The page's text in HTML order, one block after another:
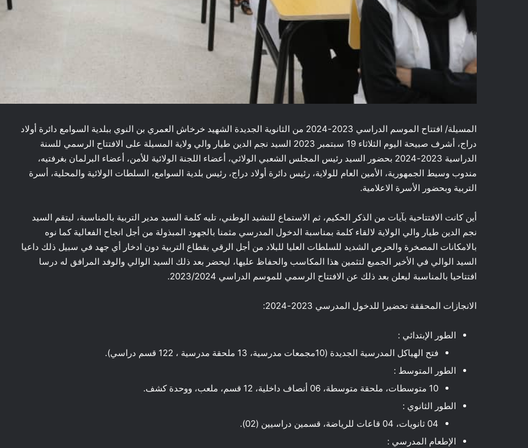
المسيلة/ افتتاح الموسم الدراسي 2023-2024 من الثانوية الجديدة الشهيد خرخاش العمري بن النوي ببلدية السوامع دائرة أولاد
دراج، أشرف صبيحة اليوم الثلاثاء 19 سبتمبر 2023 السيد نجم الدين طيار والي ولاية المسيلة على الافتتاح الرسمي للسنة
الدراسية 2023-2024 بحضور السيد رئيس المجلس الشعبي الولائي، أعضاء اللجنة الولائية للأمن، أعضاء البرلمان بغرفتيه،
مندوب وسيط الجمهورية، الأمين العام للولاية، رئيس دائرة أولاد دراج، رئيس بلدية السوامع، السلطات الولائية والمحلية، أسرة
التربية وبحضور الأسرة الاعلامية.
أين كانت الافتتاحية بآيات من الذكر الحكيم، ثم الاستماع للنشيد الوطني، تليه كلمة السيد مدير التربية بالمناسبة، ليتقم السيد
نجم الدين طيار والي الولاية لالقاء كلمة بمناسبة الدخول المدرسي مثمنا بالجهود المبذولة من أجل انجاح الفعالية كما نوه
بالامكانات المصخرة والحرص الشديد للسلطات العليا للبلاد من أجل الرقي بقطاع التربية دون ادخار أي جهد في سبيل ذلك داعيا
السيد الوالي في الأخير الجميع لتثمين هذا المكاسب والحفاظ عليها، ليحضر بعد ذلك السيد الوالي والوفد المرافق له درسا
افتتاحيا بالمناسبة ليعلن بعد ذلك عن الافتتاح الرسمي للموسم الدراسي 2023/2024.
الانجازات المحققة تحضيرا للدخول المدرسي 2023-2024:
الطور الإبتدائي :
فتح الهياكل المدرسية الجديدة (10مجمعات مدرسية، 13 ملحقة مدرسية ، 122 قسم دراسي).
الطور المتوسط :
10 متوسطات، ملحقة متوسطة، 06 أنصاف داخلية، 12 قسم، ملعب، ووحدة كشف.
الطور الثانوي :
04 ثانويات، 04 قاعات للرياضة، قسمين دراسيين (02).
الإطعام المدرسي :